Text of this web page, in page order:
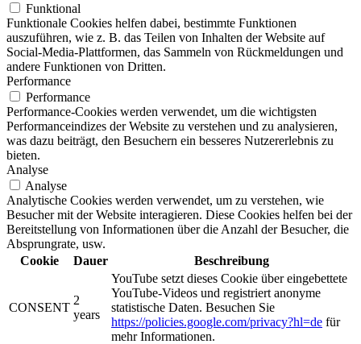
Funktional
Funktionale Cookies helfen dabei, bestimmte Funktionen
auszuführen, wie z. B. das Teilen von Inhalten der Website auf
Social-Media-Plattformen, das Sammeln von Rückmeldungen und
andere Funktionen von Dritten.
Performance
Performance
Performance-Cookies werden verwendet, um die wichtigsten
Performanceindizes der Website zu verstehen und zu analysieren,
was dazu beiträgt, den Besuchern ein besseres Nutzererlebnis zu
bieten.
Analyse
Analyse
Analytische Cookies werden verwendet, um zu verstehen, wie
Besucher mit der Website interagieren. Diese Cookies helfen bei der
Bereitstellung von Informationen über die Anzahl der Besucher, die
Absprungrate, usw.
Cookie
Dauer Beschreibung
CONSENT
2
years
YouTube setzt dieses Cookie über eingebettete
YouTube-Videos und registriert anonyme
statistische Daten. Besuchen Sie
https://policies.google.com/privacy?hl=de für
mehr Informationen.